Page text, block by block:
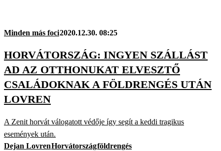
Minden más foci2020.12.30. 08:25
HORVÁTORSZÁG: INGYEN SZÁLLÁST
AD AZ OTTHONUKAT ELVESZTŐ
CSALÁDOKNAK A FÖLDRENGÉS UTÁN
LOVREN
A Zenit horvát válogatott védője így segít a keddi tragikus
események után.
Dejan LovrenHorvátországföldrengés